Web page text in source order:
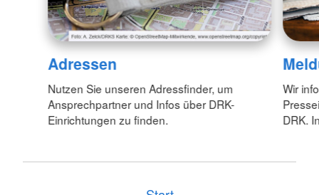
Adressen
Nutzen Sie unseren Adressfinder, um
Ansprechpartner und Infos über DRK-
Einrichtungen zu finden.
Wir
DRK.